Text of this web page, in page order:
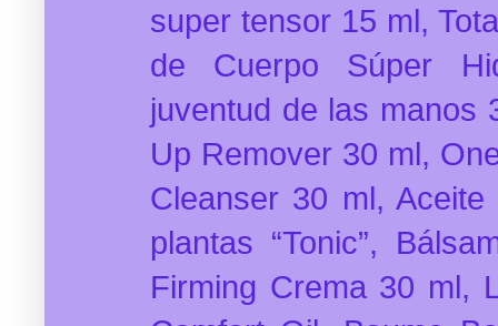
super tensor 15 ml,
de Cuerpo Súper
juventud de las manos
Up Remover 30 ml,
Cleanser 30 ml,
plantas “Tonic”,
Firming Crema 30 ml,